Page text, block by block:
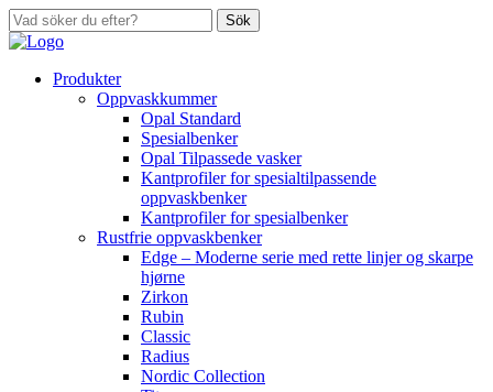
Sök
Produkter
Oppvaskkummer
Opal Standard
Spesialbenker
Opal Tilpassede vasker
Kantprofiler for spesialtilpassende
oppvaskbenker
Kantprofiler for spesialbenker
Rustfrie oppvaskbenker
Edge – Moderne serie med rette linjer og skarpe
hjørne
Zirkon
Rubin
Classic
Radius
Nordic Collection